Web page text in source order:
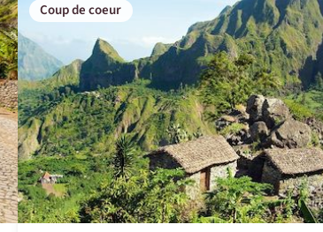
Coup de coeur